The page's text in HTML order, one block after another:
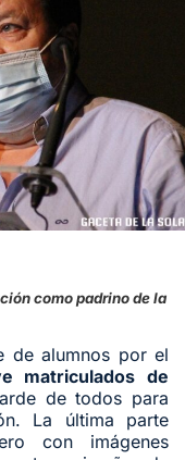
como padrino de la
de alumnos por el
matriculados de
de todos para
La última parte
con imágenes